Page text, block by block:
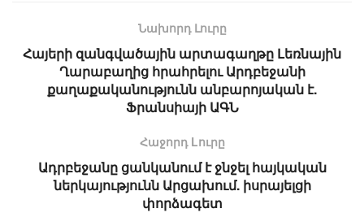
Նախորդ Լուրը
Հայերի զանգվածային արտագաղթը Լեռնային
Ղարաբաղից հրահրելու Արդբեջանի
քաղաքականությունն անբարոյական է.
Ֆրանսիայի ԱԳՆ
Հաջորդ Lուրը
Ադրբեջանը ցանկանում է ջնջել հայկական
ներկայությունն Արցախում. իսրայելցի
փորձագետ